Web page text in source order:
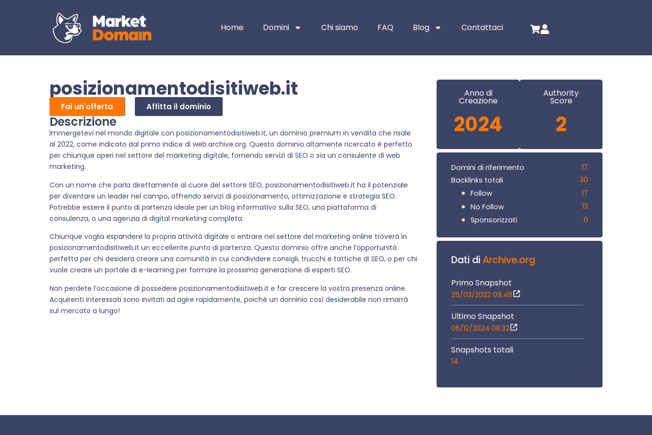
Home Domini Chi siamo FAQ Blog Contattaci
posizionamentodisitiweb.it
Fai un'offerta Affitta il dominio
Descrizione
Immergetevi nel mondo digitale con posizionamentodisitiweb.it, un dominio premium in vendita che risale
al 2022, come indicato dal primo indice di web.archive.org. Questo dominio altamente ricercato è perfetto
per chiunque operi nel settore del marketing digitale, fornendo servizi di SEO o sia un consulente di web
marketing.
Con un nome che parla direttamente al cuore del settore SEO, posizionamentodisitiweb.it ha il potenziale
per diventare un leader nel campo, offrendo servizi di posizionamento, ottimizzazione e strategia SEO.
Potrebbe essere il punto di partenza ideale per un blog informativo sulla SEO, una piattaforma di
consulenza, o una agenzia di digital marketing completa.
Chiunque voglia espandere la propria attività digitale o entrare nel settore del marketing online troverà in
posizionamentodisitiweb.it un eccellente punto di partenza. Questo dominio offre anche l’opportunità
perfetta per chi desidera creare una comunità in cui condividere consigli, trucchi e tattiche di SEO, o per chi
vuole creare un portale di e-learning per formare la prossima generazione di esperti SEO.
Non perdete l’occasione di possedere posizionamentodisitiweb.it e far crescere la vostra presenza online.
Acquirenti interessati sono invitati ad agire rapidamente, poiché un dominio così desiderabile non rimarrà
sul mercato a lungo!
Anno di
Creazione
2024
Authority
Score
2
Domini di riferimento
17
Backlinks totali
30
Follow
17
No Follow
13
Sponsorizzati
0
Dati diArchive.org
Primo Snapshot
25/03/2022 09:48
Ultimo Snapshot
06/12/2024 08:32
Snapshots totali
14